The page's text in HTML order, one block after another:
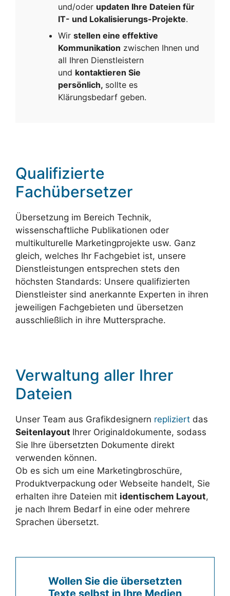
und/oder updaten Ihre Dateien für
IT- und Lokalisierungs-Projekte.
Wir stellen eine effektive
Kommunikation zwischen Ihnen und
all Ihren Dienstleistern
und kontaktieren Sie
persönlich, sollte es
Klärungsbedarf geben.
Qualifizierte
Fachübersetzer
Übersetzung im Bereich Technik,
wissenschaftliche Publikationen oder
multikulturelle Marketingprojekte usw. Ganz
gleich, welches Ihr Fachgebiet ist, unsere
Dienstleistungen entsprechen stets den
höchsten Standards: Unsere qualifizierten
Dienstleister sind anerkannte Experten in ihren
jeweiligen Fachgebieten und übersetzen
ausschließlich in ihre Muttersprache.
Verwaltung aller Ihrer
Dateien
Unser Team aus Grafikdesignern repliziert das
Seitenlayout Ihrer Originaldokumente, sodass
Sie Ihre übersetzten Dokumente direkt
verwenden können.
Ob es sich um eine Marketingbroschüre,
Produktverpackung oder Webseite handelt, Sie
erhalten ihre Dateien mit identischem Layout,
je nach Ihrem Bedarf in eine oder mehrere
Sprachen übersetzt.
Wollen Sie die übersetzten
Texte selbst in Ihre Medien